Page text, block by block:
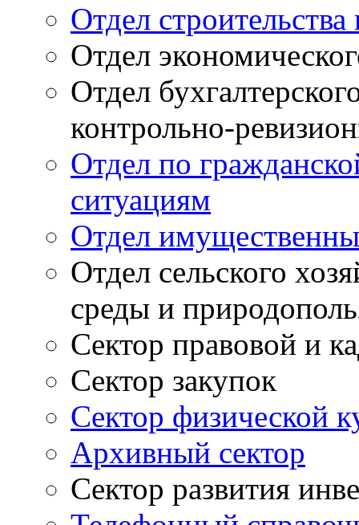
Отдел
Отдел
Отдел
контрольно-
Отдел по
ситуациям
Отдел
Отдел сельского
среды и
Сектор правовой и
Сектор закупок
Сектор физической
Архивный сектор
Сектор развития